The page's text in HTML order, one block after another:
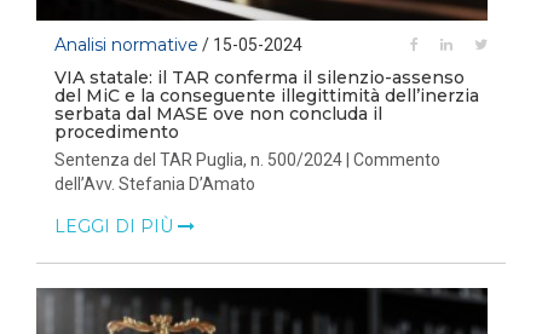
Analisi normative / 15-05-2024
VIA statale: il TAR conferma il silenzio-assenso
del MiC e la conseguente illegittimità dell’inerzia
serbata dal MASE ove non concluda il
procedimento
Sentenza del TAR Puglia, n. 500/2024 | Commento
dell’Avv. Stefania D’Amato
LEGGI DI PIÙ